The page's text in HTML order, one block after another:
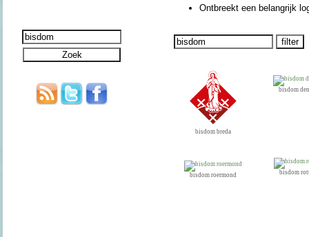
Ontbreekt een be­lang­rijk
bisdom breda
bisdom
bisdom roermond bisdom